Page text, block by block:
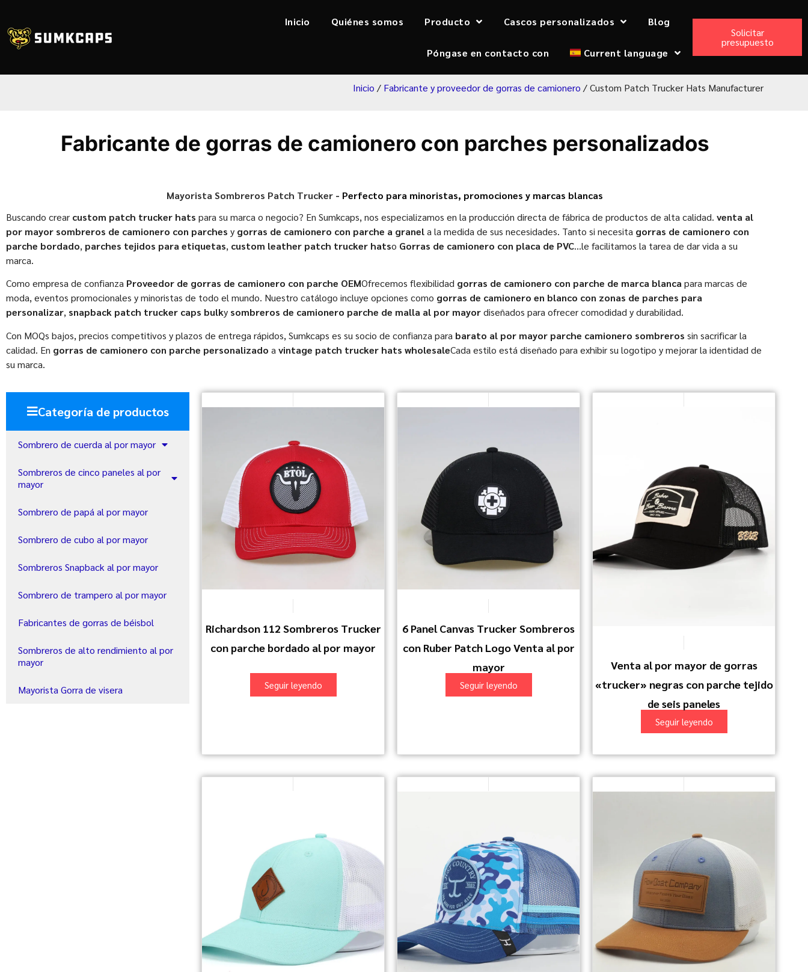
Inicio Quiénes somos Producto Cascos personalizados Blog
Póngase en contacto con Current language
Solicitar
presupuesto
Inicio / Fabricante y proveedor de gorras de camionero / Custom Patch Trucker Hats Manufacturer
Fabricante de gorras de camionero con parches personalizados
Mayorista Sombreros Patch Trucker - Perfecto para minoristas, promociones y marcas blancas
Buscando crear custom patch trucker hats para su marca o negocio? En Sumkcaps, nos especializamos en la producción directa de fábrica de productos de alta calidad. venta al
por mayor sombreros de camionero con parches y gorras de camionero con parche a granela la medida de sus necesidades. Tanto si necesita gorras de camionero con
parche bordado, parches tejidos para etiquetas, custom leather patch trucker hatso Gorras de camionero con placa de PVC...le facilitamos la tarea de dar vida a su
marca.
Como empresa de confianza Proveedor de gorras de camionero con parche OEMOfrecemos flexibilidad gorras de camionero con parche de marca blancapara marcas de
moda, eventos promocionales y minoristas de todo el mundo. Nuestro catálogo incluye opciones como gorras de camionero en blanco con zonas de parches para
personalizar, snapback patch trucker caps bulky sombreros de camionero parche de malla al por mayordiseñados para ofrecer comodidad y durabilidad.
Con MOQs bajos, precios competitivos y plazos de entrega rápidos, Sumkcaps es su socio de confianza para barato al por mayor parche camionero sombreros sin sacrificar la
calidad. En gorras de camionero con parche personalizado a vintage patch trucker hats wholesaleCada estilo está diseñado para exhibir su logotipo y mejorar la identidad de
su marca.
Categoría de productos
Sombrero de cuerda al por mayor
Sombreros de cinco paneles al por
mayor
Sombrero de papá al por mayor
Sombrero de cubo al por mayor
Sombreros Snapback al por mayor
Sombrero de trampero al por mayor
Fabricantes de gorras de béisbol
Sombreros de alto rendimiento al por
mayor
Mayorista Gorra de visera
Richardson 112 Sombreros Trucker
con parche bordado al por mayor
Seguir leyendo
6 Panel Canvas Trucker Sombreros
con Ruber Patch Logo Venta al por
mayor
Seguir leyendo
Venta al por mayor de gorras
«trucker» negras con parche tejido
de seis paneles
Seguir leyendo